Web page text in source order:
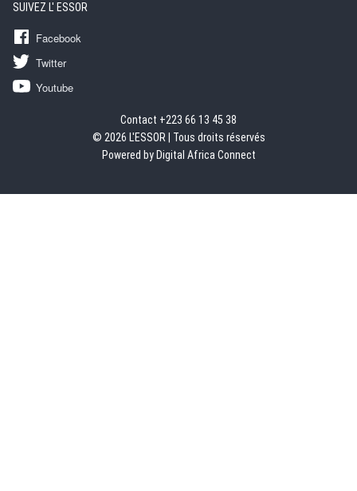
SUIVEZ L' ESSOR
Facebook
Twitter
Youtube
Contact +223 66 13 45 38
© 2026 L'ESSOR | Tous droits réservés
Powered by Digital Africa Connect